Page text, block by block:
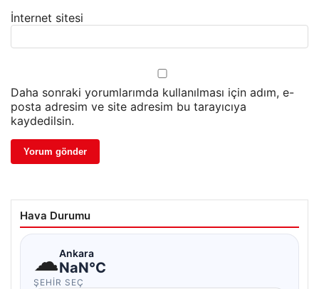
İnternet sitesi
Daha sonraki yorumlarımda kullanılması için adım, e-
posta adresim ve site adresim bu tarayıcıya
kaydedilsin.
Hava Durumu
☁Ankara
NaN°C
ŞEHIR SEÇ